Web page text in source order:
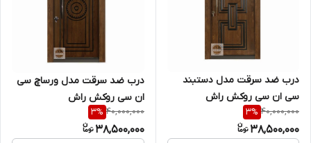
درب ضد سرقت مدل دستبند
سی ان سی روکش راش
40,000,000
3%
38,500,000
درب ضد سرقت مدل ورساچ سی
ان سی روکش راش
40,000,000
3%
38,500,000